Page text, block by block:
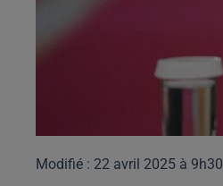
Modifié : 22 avril 2025 à 9h30